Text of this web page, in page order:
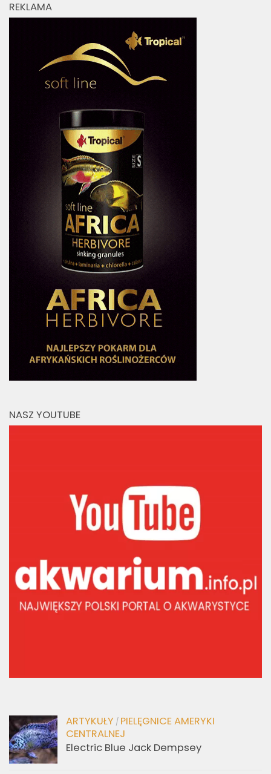
REKLAMA
NASZ YOUTUBE
ARTYKUŁY / PIELĘGNICE AMERYKI
CENTRALNEJ
Electric Blue Jack Dempsey